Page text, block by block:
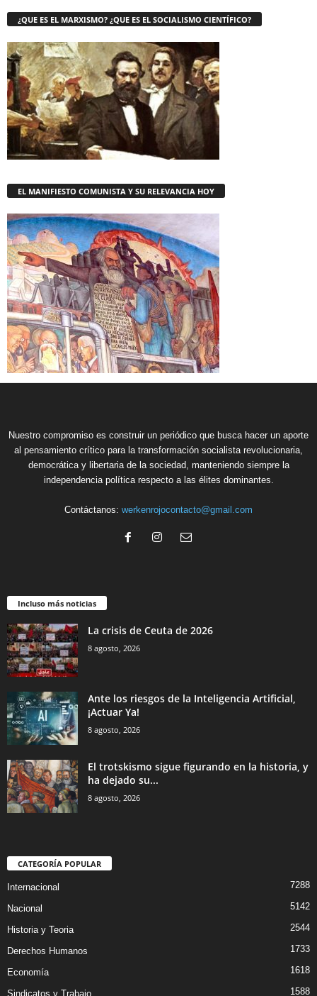
¿QUE ES EL MARXISMO? ¿QUE ES EL SOCIALISMO CIENTÍFICO?
EL MANIFIESTO COMUNISTA Y SU RELEVANCIA HOY
Nuestro compromiso es construir un periódico que busca hacer un aporte
al pensamiento crítico para la transformación socialista revolucionaria,
democrática y libertaria de la sociedad, manteniendo siempre la
independencia política respecto a las élites dominantes.
Contáctanos: werkenrojocontacto@gmail.com
Incluso más noticias
La crisis de Ceuta de 2026
8 agosto, 2026
Ante los riesgos de la Inteligencia Artificial,
¡Actuar Ya!
8 agosto, 2026
El trotskismo sigue figurando en la historia, y
ha dejado su...
8 agosto, 2026
CATEGORÍA POPULAR
Internacional 7288
Nacional 5142
Historia y Teoria 2544
Derechos Humanos 1733
Economía 1618
Sindicatos y Trabajo 1588